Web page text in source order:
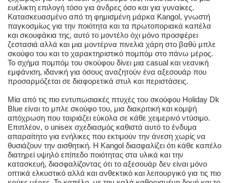
ευέλικτη επιλογή τόσο για άνδρες όσο και για γυναίκες.
Κατασκευασμένο από τη φημισμένη μάρκα Kangol, γνωστή
παγκοσμίως για την ποιότητα και τα πρωτοποριακά καπέλα
και σκουφάκια της, αυτό το μοντέλο όχι μόνο προσφέρει
ζεστασιά αλλά και μια μοντέρνα πινελιά χάρη στο βαθύ μπλε
σκούφο του και το χαρακτηριστικό πομπόμ στο πάνω μέρος.
Το σχήμα πομπόμ του σκούφου δίνει μια casual και νεανική
εμφάνιση, ιδανική για όσους αναζητούν ένα αξεσουάρ που
προσαρμόζεται σε διαφορετικά στυλ και περιστάσεις.
Μία από τις πιο εντυπωσιακές πτυχές του σκούφου Holiday Dk
Blue είναι το μπλε σκούφο του, μια διακριτική και κομψή
απόχρωση που ταιριάζει εύκολα σε κάθε χειμερινό ντύσιμο.
Επιπλέον, ο unisex σχεδιασμός καθιστά αυτό το ένδυμα
απαραίτητο για ενήλικες που εκτιμούν την άνεση χωρίς να
θυσιάζουν την αισθητική. Η Kangol διασφαλίζει ότι κάθε καπέλο
διατηρεί υψηλό επίπεδο ποιότητας στα υλικά και την
κατασκευή, διασφαλίζοντας ότι το αξεσουάρ δεν είναι μόνο
οπτικά ελκυστικό αλλά και ανθεκτικό και λειτουργικό για τις πιο